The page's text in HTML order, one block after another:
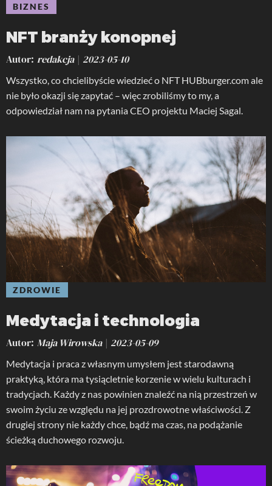
BIZNES
NFT branży konopnej
Autor redakcja 2023-05-10
Wszystko, co chcielibyście wiedzieć o NFT HUBburger.com ale
nie było okazji się zapytać – więc zrobiliśmy to my, a
odpowiedział nam na pytania CEO projektu Maciej Sagal.
ZDROWIE
Medytacja i technologia
Autor Maja Wirowska 2023-05-09
Medytacja i praca z własnym umysłem jest starodawną
praktyką, która ma tysiącletnie korzenie w wielu kulturach i
tradycjach. Każdy z nas powinien znaleźć na nią przestrzeń w
swoim życiu ze względu na jej prozdrowotne właściwości. Z
drugiej strony nie każdy chce, bądź ma czas, na podążanie
ścieżką duchowego rozwoju.